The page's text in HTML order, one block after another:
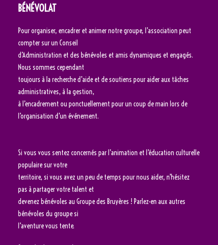
BÉNÉVOLAT
Pour organiser, encadrer et animer notre groupe, l’association peut
compter sur un Conseil
d’Administration et des bénévoles et amis dynamiques et engagés.
Nous sommes cependant
toujours à la recherche d’aide et de soutiens pour aider aux tâches
administratives, à la gestion,
à l’encadrement ou ponctuellement pour un coup de main lors de
l’organisation d’un événement.
Si vous vous sentez concernés par l’animation et l’éducation culturelle
populaire sur votre
territoire, si vous avez un peu de temps pour nous aider, n’hésitez
pas à partager votre talent et
devenez bénévoles au Groupe des Bruyères ! Parlez-en aux autres
bénévoles du groupe si
l’aventure vous tente.